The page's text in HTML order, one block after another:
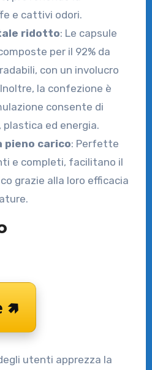
e cattivi odori.
ridotto: Le capsule
per il 92% da
con un involucro
la confezione è
consente di
plastica ed energia.
pieno carico: Perfette
e completi, facilitano il
grazie alla loro efficacia
🢅
utenti apprezza la